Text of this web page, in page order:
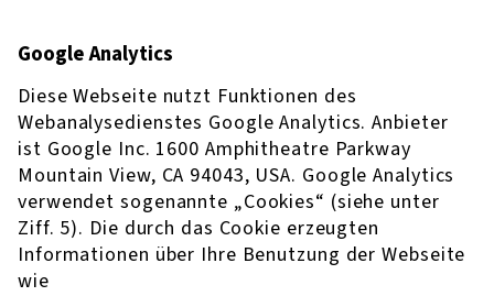
Google Analytics
Diese Webseite nutzt Funktionen des
Webanalysedienstes Google Analytics. Anbieter
ist Google Inc. 1600 Amphitheatre Parkway
Mountain View, CA 94043, USA. Google Analytics
verwendet sogenannte „Cookies“ (siehe unter
Ziff. 5). Die durch das Cookie erzeugten
Informationen über Ihre Benutzung der Webseite
wie